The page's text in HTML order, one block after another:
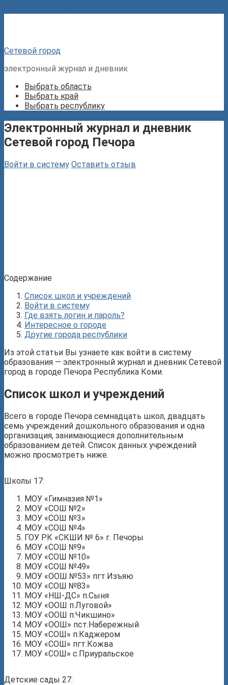
Сетевой город
электронный журнал и дневник
Выбрать область
Выбрать край
Выбрать республику
Электронный журнал и дневник
Сетевой город Печора
Войти в систему Оставить отзыв
Содержание
Список школ и учреждений
Войти в систему
Где взять логин и пароль?
Интересное о городе
Другие города республики
Из этой статьи Вы узнаете как войти в систему
образования — электронный журнал и дневник Сетевой
город в городе Печора Республика Коми.
Список школ и учреждений
Всего в городе Печора семнадцать школ, двадцать
семь учреждений дошкольного образования и одна
организация, занимающиеся дополнительным
образованием детей. Список данных учреждений
можно просмотреть ниже.
Школы 17:
МОУ «Гимназия №1»
МОУ «СОШ №2»
МОУ «СОШ №3»
МОУ «СОШ №4»
ГОУ РК «СКШИ № 6» г. Печоры
МОУ «СОШ №9»
МОУ «СОШ №10»
МОУ «СОШ №49»
МОУ «ООШ №53» пгт.Изъяю
МОУ «СОШ №83»
МОУ «НШ-ДС» п.Сыня
МОУ «ООШ п.Луговой»
МОУ «ООШ п.Чикшино»
МОУ «ООШ» пст.Набережный
МОУ «СОШ» п.Каджером
МОУ «СОШ» пгт.Кожва
МОУ «СОШ» с.Приуральское
Детские сады 27: